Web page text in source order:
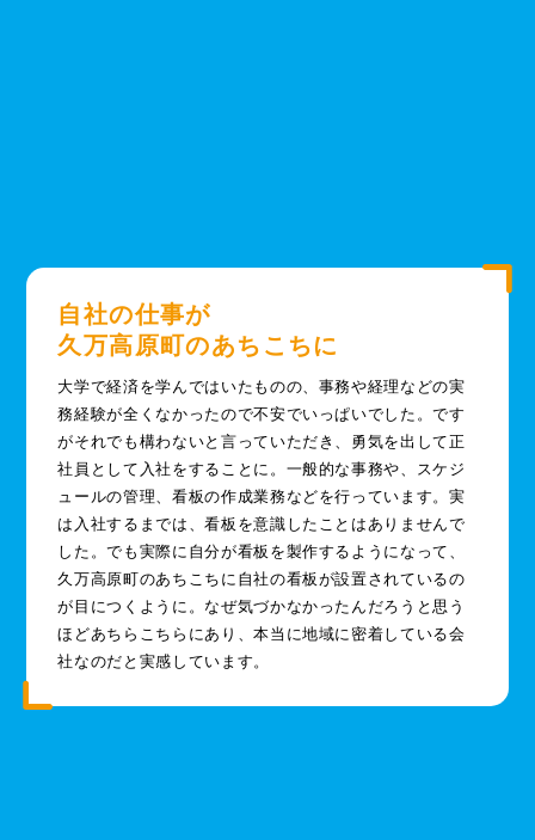
自社の仕事が
久万高原町のあちこちに
大学で経済を学んではいたものの、事務や経理などの実
務経験が全くなかったので不安でいっぱいでした。です
がそれでも構わないと言っていただき、勇気を出して正
社員として入社をすることに。一般的な事務や、スケジ
ュールの管理、看板の作成業務などを行っています。実
は入社するまでは、看板を意識したことはありませんで
した。でも実際に自分が看板を製作するようになって、
久万高原町のあちこちに自社の看板が設置されているの
が目につくように。なぜ気づかなかったんだろうと思う
ほどあちらこちらにあり、本当に地域に密着している会
社なのだと実感しています。